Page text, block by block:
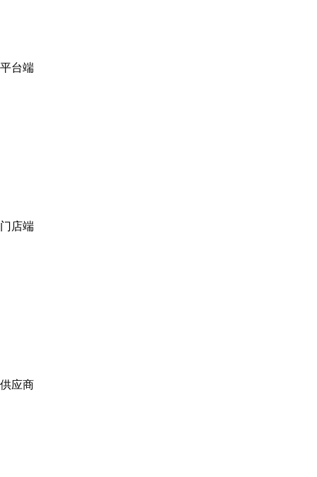
平台端
门店端
供应商